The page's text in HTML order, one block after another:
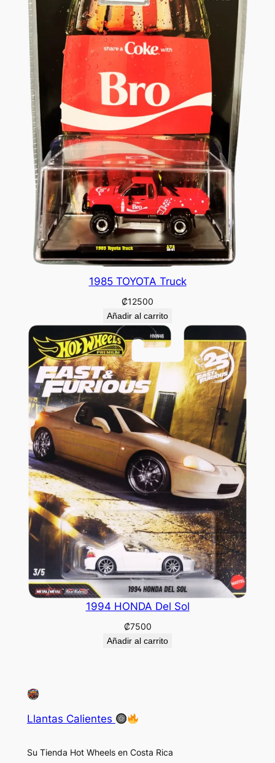
1985 TOYOTA Truck
₡12500
Añadir al carrito
1994 HONDA Del Sol
₡7500
Añadir al carrito
Llantas Calientes
Su Tienda Hot Wheels en Costa Rica